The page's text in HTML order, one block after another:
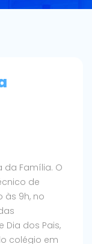
da Família. O
de
às 9h, no
Dia dos Pais,
colégio em